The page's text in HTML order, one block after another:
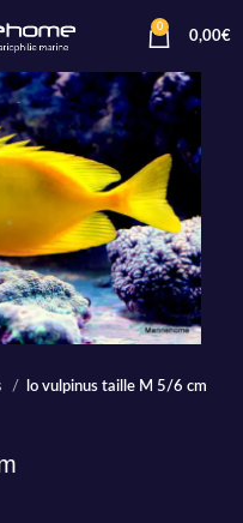
0
0,00€
lo vulpinus taille M 5/6 cm